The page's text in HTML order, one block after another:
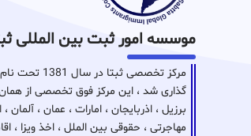
موسسه امور ثبت بین المللی
مرکز
گذاری شد ، این مرکز فوق تخصصی از
برزیل ، اذربایجان ، امارات ، عمان ،
مهاجرتی ، حقوقی بین الملل ، اخذ ویزا